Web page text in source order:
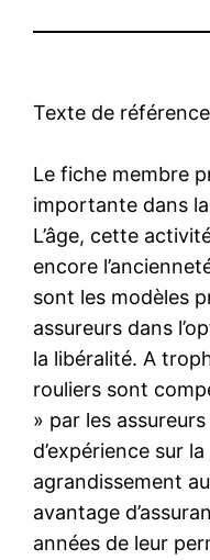
Texte de
Le fiche membre
importante dans
L’âge, cette
encore
sont les modèles
assureurs dans
la libéralité. A
rouliers sont
» par les
d’expérience sur
agrandissement
avantage
années de leur